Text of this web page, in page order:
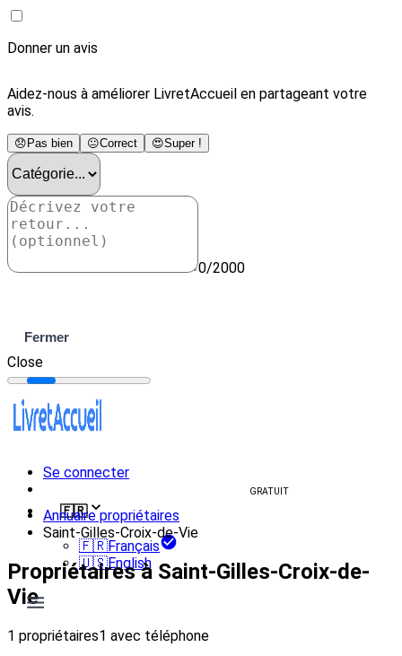
Donner un avis
Aidez-nous à améliorer LivretAccueil en partageant votre
avis.
😞 Pas bien 😐Correct 😍Super !
0/2000
Fermer
Close
Se connecter
GRATUIT
🇫🇷
🇫🇷Français
🇺🇸English
Annuaire propriétaires
Saint-Gilles-Croix-de-Vie
Propriétaires à Saint-Gilles-Croix-de-
Vie
1 propriétaires1 avec téléphone